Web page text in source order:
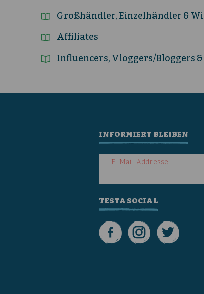
Großhändler, Einzelhändler &
Affiliates
Influencers, Vloggers/Bloggers
INFORMIERT BLEIBEN
E-Mail-Addresse
TESTA SOCIAL